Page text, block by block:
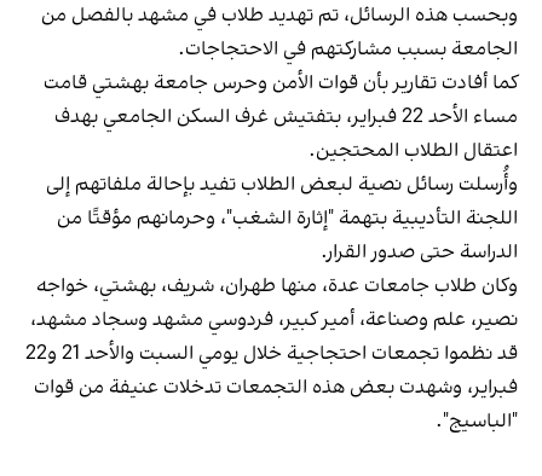
وبحسب هذه الرسائل، تم تهديد طلاب في مشهد بالفصل من
الجامعة بسبب مشاركتهم في الاحتجاجات.
كما أفادت تقارير بأن قوات الأمن وحرس جامعة بهشتي قامت
مساء الأحد 22 فبراير، بتفتيش غرف السكن الجامعي بهدف
اعتقال الطلاب المحتجين.
وأُرسلت رسائل نصية لبعض الطلاب تفيد بإحالة ملفاتهم إلى
اللجنة التأديبية بتهمة "إثارة الشغب"، وحرمانهم مؤقتًا من
الدراسة حتى صدور القرار.
وكان طلاب جامعات عدة، منها طهران، شريف، بهشتي، خواجه
نصير، علم وصناعة، أمير كبير، فردوسي مشهد وسجاد مشهد،
قد نظموا تجمعات احتجاجية خلال يومي السبت والأحد 21 و22
فبراير، وشهدت بعض هذه التجمعات تدخلات عنيفة من قوات
"الباسيج".